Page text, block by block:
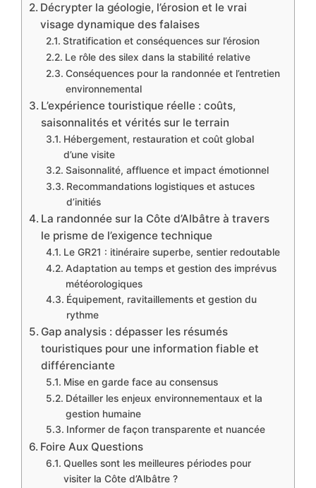
Décrypter la géologie, l’érosion et le vrai
visage dynamique des falaises
Stratification et conséquences sur l’érosion
Le rôle des silex dans la stabilité relative
Conséquences pour la randonnée et l’entretien
environnemental
L’expérience touristique réelle : coûts,
saisonnalités et vérités sur le terrain
Hébergement, restauration et coût global
d’une visite
Saisonnalité, affluence et impact émotionnel
Recommandations logistiques et astuces
d’initiés
La randonnée sur la Côte d’Albâtre à travers
le prisme de l’exigence technique
Le GR21 : itinéraire superbe, sentier redoutable
Adaptation au temps et gestion des imprévus
météorologiques
Équipement, ravitaillements et gestion du
rythme
Gap analysis : dépasser les résumés
touristiques pour une information fiable et
différenciante
Mise en garde face au consensus
Détailler les enjeux environnementaux et la
gestion humaine
Informer de façon transparente et nuancée
Foire Aux Questions
Quelles sont les meilleures périodes pour
visiter la Côte d’Albâtre ?